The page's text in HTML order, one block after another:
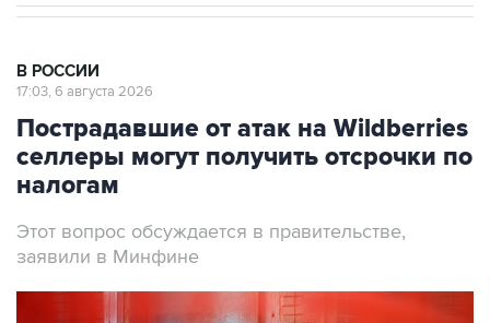
В РОССИИ
17:03, 6 августа 2026
Пострадавшие от атак на Wildberries
селлеры могут получить отсрочки по
налогам
Этот вопрос обсуждается в правительстве,
заявили в Минфине